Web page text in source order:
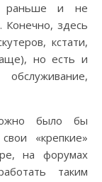
раньше и не
Конечно, здесь
кстати,
но есть и
было бы
«крепкие»
на форумах
таким